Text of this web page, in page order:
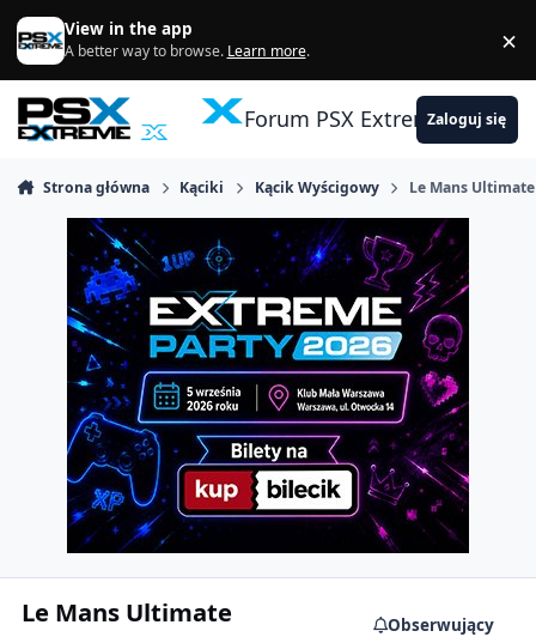
Skocz do zawartości
View in the app
A better way to browse. Learn more. ×
Forum PSX ExtremeZaloguj się
Strona główna Kąciki Kącik Wyścigowy Le Mans Ultimate
Le Mans Ultimate
Obserwujący